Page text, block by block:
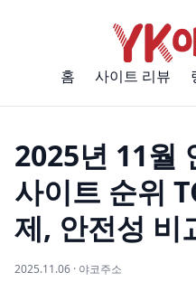
홈 사이트 리뷰
2025년 11월
사이트 순위
제, 안전성 비
2025.11.06 · 야코주소